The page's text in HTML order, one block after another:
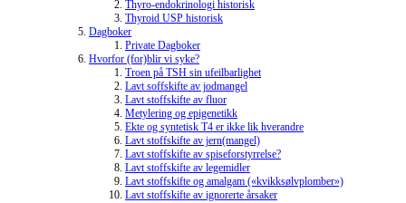
Thyro-endokrinologi historisk
Thyroid USP historisk
Dagboker
Private Dagboker
Hvorfor (for)blir vi syke?
Troen på TSH sin ufeilbarlighet
Lavt soffskifte av jodmangel
Lavt stoffskifte av fluor
Metylering og epigenetikk
Ekte og syntetisk T4 er ikke lik hverandre
Lavt stoffskifte av jern(mangel)
Lavt stoffskifte av spiseforstyrrelse?
Lavt stoffskifte av legemidler
Lavt stoffskifte og amalgam («kvikksølvplomber»)
Lavt stoffskifte av ignorerte årsaker